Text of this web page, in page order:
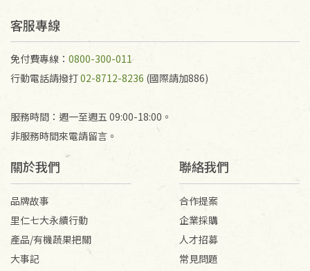
不接受退貨之手抄稿，為敬重法寶故，里仁網購無法
代為結緣處理等。 若需將手抄稿寄還給消費者，因而
產生的運費100元/箱將由消費者負擔。
客服專線
免付費專線： 0800-300-011
行動電話請撥打02-8712-8236 (國際請加886)
服務時間：週一至週五 09:00-18:00。
非服務時間來電請留言。
關於我們
品牌故事
里仁七大永續行動
產品/有機蔬果把關
大事記
聯絡我們
合作提案
企業採購
人才招募
常見問題